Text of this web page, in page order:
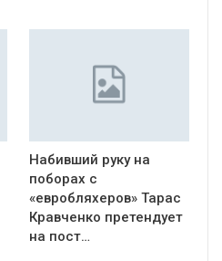
Набивший руку на
поборах с
«евробляхеров» Тарас
Кравченко претендует
на пост…